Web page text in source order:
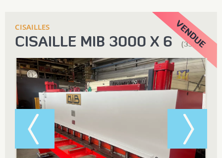
CISAILLES
CISAILLE MIB 3000 X 6 (3582)